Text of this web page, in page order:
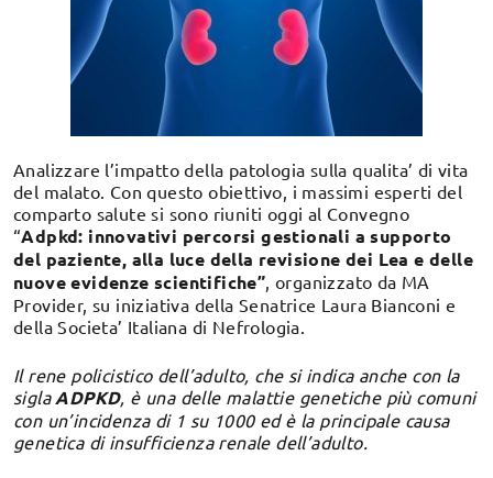
Analizzare l’impatto della patologia sulla qualita’ di vita
del malato. Con questo obiettivo, i massimi esperti del
comparto salute si sono riuniti oggi al Convegno
“Adpkd: innovativi percorsi gestionali a supporto
del paziente, alla luce della revisione dei Lea e delle
nuove evidenze scientifiche”, organizzato da MA
Provider, su iniziativa della Senatrice Laura Bianconi e
della Societa’ Italiana di Nefrologia.
Il rene policistico dell’adulto, che si indica anche con la
sigla ADPKD, è una delle malattie genetiche più comuni
con un’incidenza di 1 su 1000 ed è la principale causa
genetica di insufficienza renale dell’adulto.